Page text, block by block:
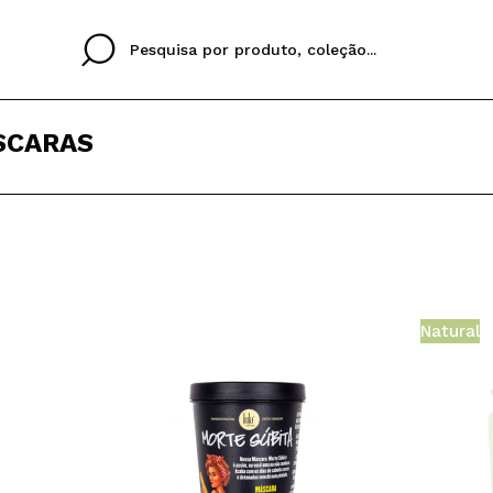
Ao criar uma conta no
rapidamente, verificar
operações anteriores.
IDIOMA PORTUGUESE
Natural